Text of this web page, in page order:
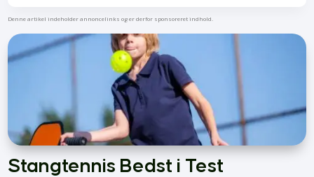
Denne artikel indeholder annoncelinks og er derfor sponsoreret indhold.
Stangtennis Bedst i Test